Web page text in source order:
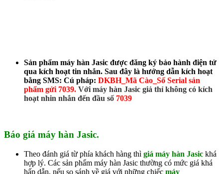
Sản phẩm máy hàn Jasic được đăng ký bảo hành điện tử
qua kích hoạt tin nhắn. Sau đây là hướng dẫn kích hoạt
bằng SMS: Cú pháp: DKBH_Mã Cào_Số Serial sản
phẩm gửi 7039. Với máy hàn Jasic giả thỉ không có kích
hoạt nhin nhắn đến đầu số 7039
Báo giá máy hàn Jasic.
Theo đánh giá từ phía khách hàng thì giá máy hàn Jasic khá
hợp lý. Các sản phẩm máy hàn Jasic thường có mức giá khá
hấp dẫn, nếu so sánh về giá với những chiếc máy